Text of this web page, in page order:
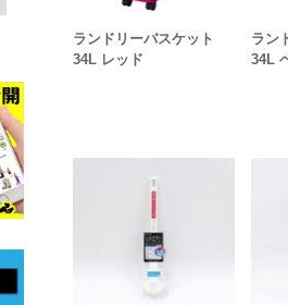
ランドリーバスケット
34L レッド
ラン
34L